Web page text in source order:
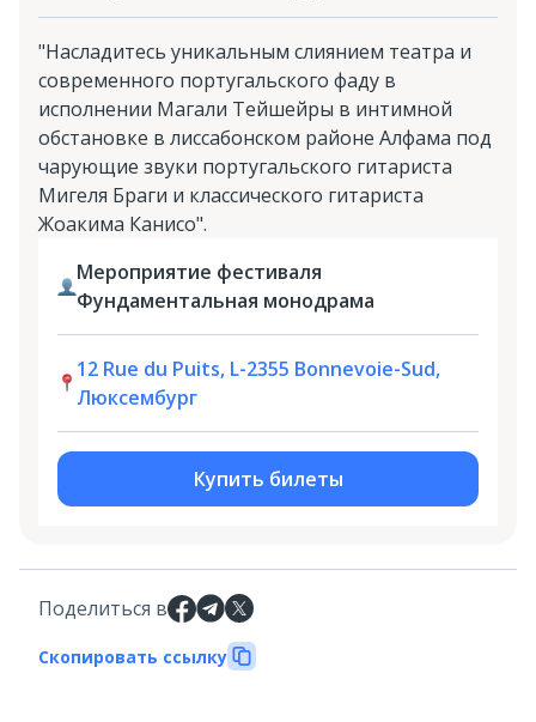
"Насладитесь уникальным слиянием театра и
современного португальского фаду в
исполнении Магали Тейшейры в интимной
обстановке в лиссабонском районе Алфама под
чарующие звуки португальского гитариста
Мигеля Браги и классического гитариста
Жоакима Канисо".
Мероприятие фестиваля
Фундаментальная монодрама
12 Rue du Puits, L-2355 Bonnevoie-Sud,
Люксембург
Купить билеты
Поделиться в
Скопировать ссылку